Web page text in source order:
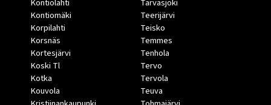
Kontiolahti
Kontiomäki
Korpilahti
Korsnäs
Kortesjärvi
Koski Tl
Kotka
Kouvola
Tarvasjoki
Teerijärvi
Teisko
Temmes
Tenhola
Tervo
Tervola
Teuva